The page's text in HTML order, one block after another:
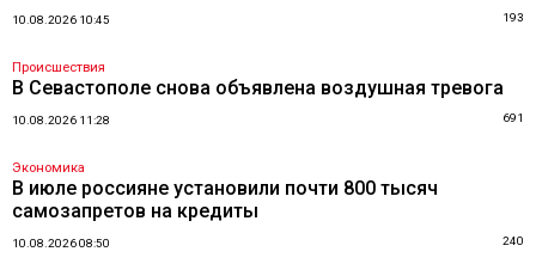
10.08.2026 10:45 193
Происшествия
В Севастополе снова объявлена воздушная тревога
10.08.2026 11:28 691
Экономика
В июле россияне установили почти 800 тысяч
самозапретов на кредиты
10.08.2026 08:50 240